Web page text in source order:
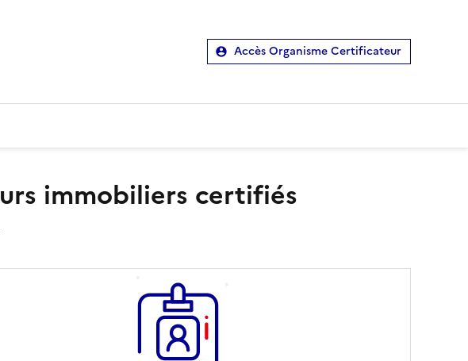
Accès Organisme Certificateur
immobiliers certifiés